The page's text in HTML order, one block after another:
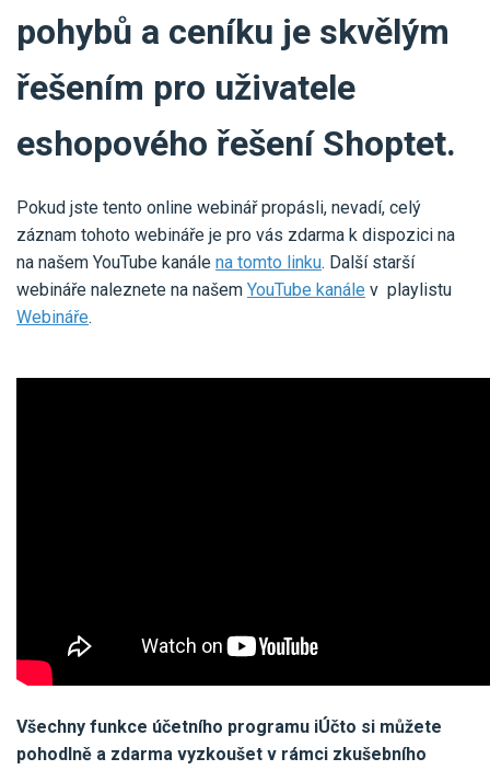
pohybů a ceníku je skvělým
řešením pro uživatele
eshopového řešení Shoptet.
Pokud jste tento online webinář propásli, nevadí, celý
záznam tohoto webináře je pro vás zdarma k dispozici na
na našem YouTube kanále na tomto linku. Další starší
webináře naleznete na našem YouTube kanále v playlistu
Webináře.
Všechny funkce účetního programu iÚčto si můžete
pohodlně a zdarma vyzkoušet v rámci zkušebního